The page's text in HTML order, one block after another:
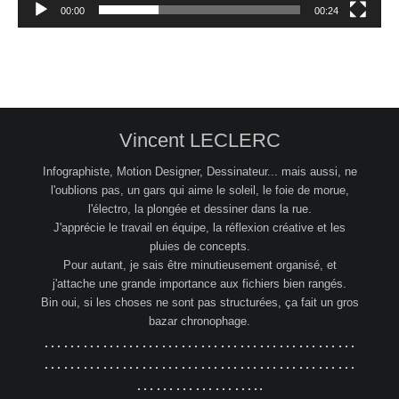
00:00 00:24
Vincent LECLERC
Infographiste, Motion Designer, Dessinateur... mais aussi, ne
l'oublions pas, un gars qui aime le soleil, le foie de morue,
l'électro, la plongée et dessiner dans la rue.
J'apprécie le travail en équipe, la réflexion créative et les
pluies de concepts.
Pour autant, je sais être minutieusement organisé, et
j'attache une grande importance aux fichiers bien rangés.
Bin oui, si les choses ne sont pas structurées, ça fait un gros
bazar chronophage.
…………………………………………
…………………………………………
………………..